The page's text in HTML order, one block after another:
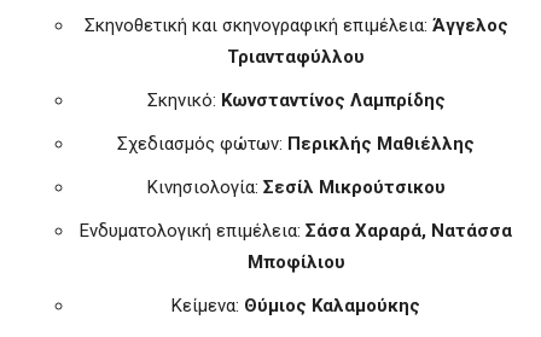
Σκηνοθετική και σκηνογραφική επιμέλεια: Άγγελος
Τριανταφύλλου
Σκηνικό: Κωνσταντίνος Λαμπρίδης
Σχεδιασμός φώτων: Περικλής Μαθιέλλης
Κινησιολογία: Σεσίλ Μικρούτσικου
Ενδυματολογική επιμέλεια: Σάσα Χαραρά, Νατάσσα
Μποφίλιου
Κείμενα: Θύμιος Καλαμούκης